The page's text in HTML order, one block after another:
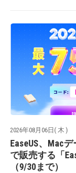
2026年08月06日( 木 )
EaseUS、Mac
で販売する「
（9/30まで）